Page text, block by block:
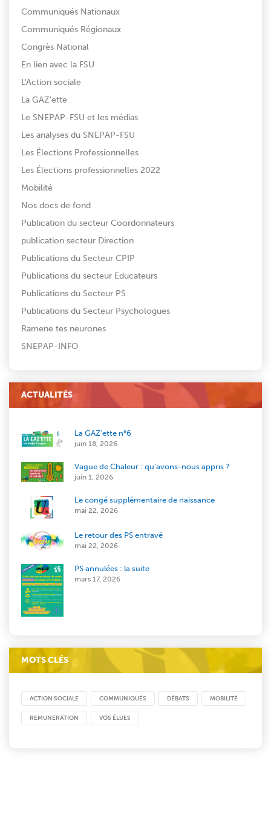
Communiqués Nationaux
Communiqués Régionaux
Congrès National
En lien avec la FSU
L'Action sociale
La GAZ'ette
Le SNEPAP-FSU et les médias
Les analyses du SNEPAP-FSU
Les Élections Professionnelles
Les Élections professionnelles 2022
Mobilité
Nos docs de fond
Publication du secteur Coordonnateurs
publication secteur Direction
Publications du Secteur CPIP
Publications du secteur Educateurs
Publications du Secteur PS
Publications du Secteur Psychologues
Ramene tes neurones
SNEPAP-INFO
ACTUALITÉS
La GAZ’ette n°6
juin 18, 2026
Vague de Chaleur : qu’avons-nous appris ?
juin 1, 2026
Le congé supplémentaire de naissance
mai 22, 2026
Le retour des PS entravé
mai 22, 2026
PS annulées : la suite
mars 17, 2026
MOTS CLÉS
ACTION SOCIALE COMMUNIQUÉS DÉBATS MOBILITÉ
REMUNERATION VOS ÉLUES